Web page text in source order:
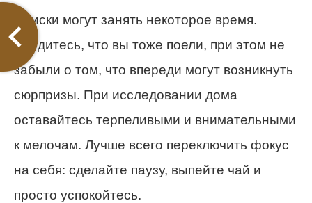
Поиски могут занять некоторое время.
Убедитесь, что вы тоже поели, при этом не
забыли о том, что впереди могут возникнуть
сюрпризы. При исследовании дома
оставайтесь терпеливыми и внимательными
к мелочам. Лучше всего переключить фокус
на себя: сделайте паузу, выпейте чай и
просто успокойтесь.